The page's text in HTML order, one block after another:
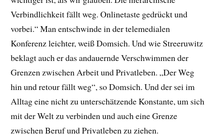
Verbindlichkeit fällt weg. Onlinetaste gedrückt und
vorbei.“ Man entschwinde in der telemedialen
Konferenz leichter, weiß Domsich. Und wie Streeruwitz
beklagt auch er das andauernde Verschwimmen der
Grenzen zwischen Arbeit und Privatleben. „Der Weg
hin und retour fällt weg“, so Domsich. Und der sei im
Alltag eine nicht zu unterschätzende Konstante, um sich
mit der Welt zu verbinden und auch eine Grenze
zwischen Beruf und Privatleben zu ziehen.